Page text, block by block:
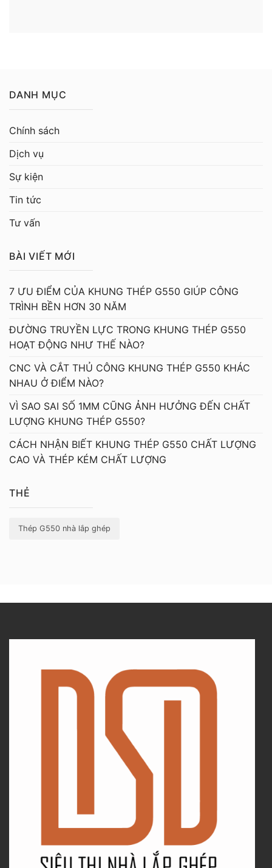
DANH MỤC
Chính sách
Dịch vụ
Sự kiện
Tin tức
Tư vấn
BÀI VIẾT MỚI
7 ƯU ĐIỂM CỦA KHUNG THÉP G550 GIÚP CÔNG
TRÌNH BỀN HƠN 30 NĂM
ĐƯỜNG TRUYỀN LỰC TRONG KHUNG THÉP G550
HOẠT ĐỘNG NHƯ THẾ NÀO?
CNC VÀ CẮT THỦ CÔNG KHUNG THÉP G550 KHÁC
NHAU Ở ĐIỂM NÀO?
VÌ SAO SAI SỐ 1MM CŨNG ẢNH HƯỞNG ĐẾN CHẤT
LƯỢNG KHUNG THÉP G550?
CÁCH NHẬN BIẾT KHUNG THÉP G550 CHẤT LƯỢNG
CAO VÀ THÉP KÉM CHẤT LƯỢNG
THẺ
Thép G550 nhà lắp ghép